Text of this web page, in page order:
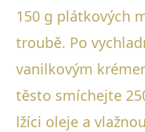
150 g plátkových
troubě. Po
vanilkovým
těsto smíchejte
lžíci oleje a